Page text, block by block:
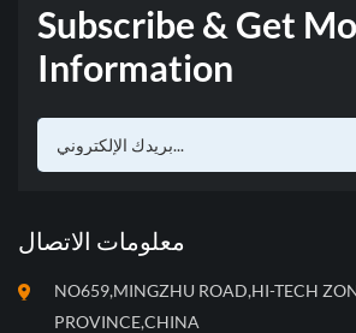
Subscribe & Get
Information
معلومات الاتصال
NO659,MINGZHU ROAD,HI-TECH
PROVINCE,CHINA